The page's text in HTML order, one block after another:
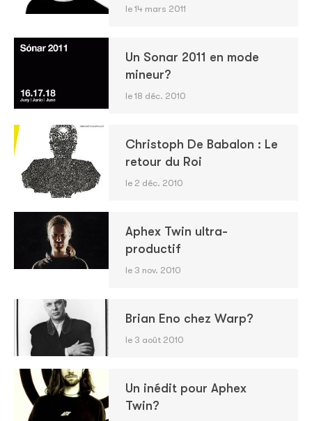
le 14 mars 2011
Un Sonar 2011 en mode
mineur?
le 18 déc. 2010
Christoph De Babalon : Le
retour du Roi
le 2 déc. 2010
Aphex Twin ultra-
productif
le 3 nov. 2010
Brian Eno chez Warp?
le 3 août 2010
Un inédit pour Aphex
Twin?